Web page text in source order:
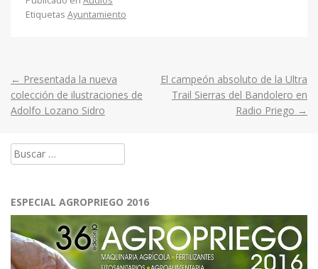
Etiquetas Ayuntamiento
Post
navigation
← Presentada la nueva
colección de ilustraciones de
Adolfo Lozano Sidro
El campeón absoluto de la Ultra
Trail Sierras del Bandolero en
Radio Priego →
Buscar:
ESPECIAL AGROPRIEGO 2016